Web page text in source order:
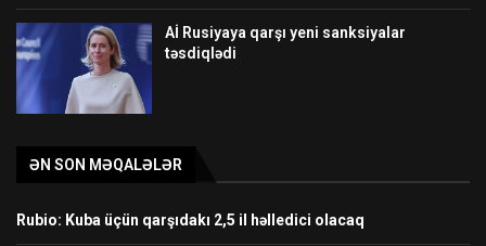
Aİ Rusiyaya qarşı yeni sanksiyalar
təsdiqlədi
ƏN SON MƏQALƏLƏR
Rubio: Kuba üçün qarşıdakı 2,5 il həlledici olacaq